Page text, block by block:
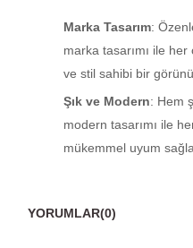
Marka Tasarım:
marka tasarımı ile
ve stil sahibi bir
Şık ve Modern: Hem
modern tasarımı ile
mükemmel uyum
YORUMLAR(0)